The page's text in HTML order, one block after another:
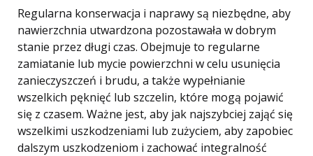
Regularna konserwacja i naprawy są niezbędne, aby
nawierzchnia utwardzona pozostawała w dobrym
stanie przez długi czas. Obejmuje to regularne
zamiatanie lub mycie powierzchni w celu usunięcia
zanieczyszczeń i brudu, a także wypełnianie
wszelkich pęknięć lub szczelin, które mogą pojawić
się z czasem. Ważne jest, aby jak najszybciej zająć się
wszelkimi uszkodzeniami lub zużyciem, aby zapobiec
dalszym uszkodzeniom i zachować integralność